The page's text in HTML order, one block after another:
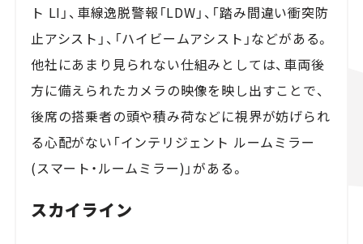
ト LI」、車線逸脱警報「LDW」、「踏み間違い衝突防
止アシスト」、「ハイビームアシスト」などがある。
他社にあまり見られない仕組みとしては、車両後
方に備えられたカメラの映像を映し出すことで、
後席の搭乗者の頭や積み荷などに視界が妨げられ
る心配がない「インテリジェント ルームミラー
(スマート・ルームミラー)」がある。
スカイライン